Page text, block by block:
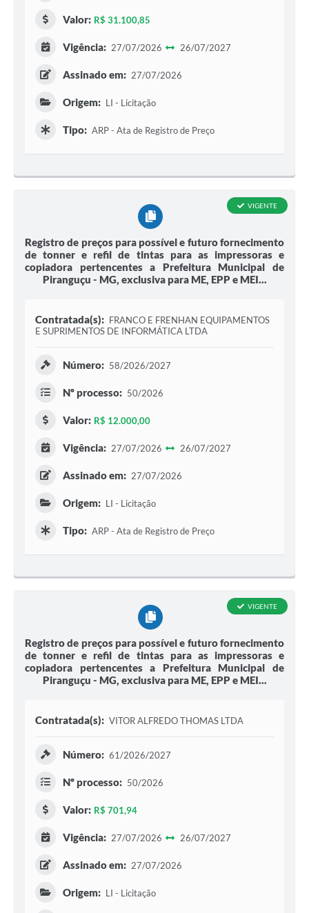
Valor: R$ 31.100,85
Vigência: 27/07/2026 26/07/2027
Assinado em: 27/07/2026
Origem: LI - Licitação
Tipo: ARP - Ata de Registro de Preço
Registro de preços para possível e futuro fornecimento
de tonner e refil de tintas para as impressoras e
copiadora pertencentes a Prefeitura Municipal de
Piranguçu - MG, exclusiva para ME, EPP e MEI...
VIGENTE
Contratada(s): FRANCO E FRENHAN EQUIPAMENTOS
E SUPRIMENTOS DE INFORMÁTICA LTDA
Número: 58/2026/2027
Nº processo: 50/2026
Valor: R$ 12.000,00
Vigência: 27/07/2026 26/07/2027
Assinado em: 27/07/2026
Origem: LI - Licitação
Tipo: ARP - Ata de Registro de Preço
Registro de preços para possível e futuro fornecimento
de tonner e refil de tintas para as impressoras e
copiadora pertencentes a Prefeitura Municipal de
Piranguçu - MG, exclusiva para ME, EPP e MEI...
VIGENTE
Contratada(s): VITOR ALFREDO THOMAS LTDA
Número: 61/2026/2027
Nº processo: 50/2026
Valor: R$ 701,94
Vigência: 27/07/2026 26/07/2027
Assinado em: 27/07/2026
Origem: LI - Licitação